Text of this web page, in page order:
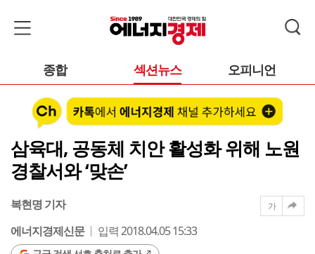
종합 섹션뉴스 오피니언
삼육대, 공동체 치안 활성화 위해 노원
경찰서와 ‘맞손’
복현명 기자
에너지경제신문
입력 2018.04.05 15:33
가